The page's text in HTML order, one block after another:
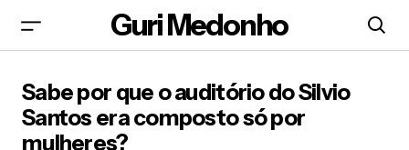
Guri Medonho
composto só por mulheres?
Sabe por que o auditório do Silvio
Santos era composto só por
mulheres?